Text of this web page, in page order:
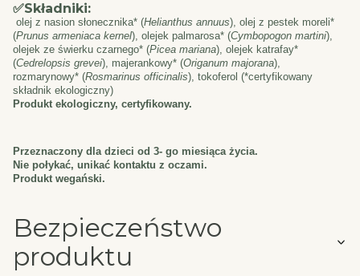
✅Składniki:
olej z nasion słonecznika* (Helianthus annuus), olej z pestek moreli*
(Prunus armeniaca kernel), olejek palmarosa* (Cymbopogon martini),
olejek ze świerku czarnego* (Picea mariana), olejek katrafay*
(Cedrelopsis grevei), majerankowy* (Origanum majorana),
rozmarynowy* (Rosmarinus officinalis), tokoferol (*certyfikowany
składnik ekologiczny)
Produkt ekologiczny, certyfikowany.
Przeznaczony dla dzieci od 3- go miesiąca życia.
Nie połykać, unikać kontaktu z oczami.
Produkt wegański.
Bezpieczeństwo
produktu